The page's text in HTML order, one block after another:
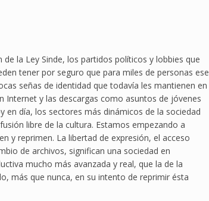
la Ley Sinde, los partidos políticos y lobbies que
tener por seguro que para miles de personas ese
señas de identidad que todavía les mantienen en
Internet y las descargas como asuntos de jóvenes
en día, los sectores más dinámicos de la sociedad
libre de la cultura. Estamos empezando a
y reprimen. La libertad de expresión, el acceso
de archivos, significan una sociedad en
mucho más avanzada y real, que la de la
más que nunca, en su intento de reprimir ésta